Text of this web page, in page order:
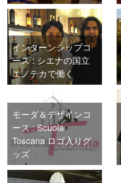
インターンシップコ
ース : シエナの国立
エノテカで働く
モーダ＆デザインコ
ース : Scuola
Toscana ロゴ入りグ
ッズ